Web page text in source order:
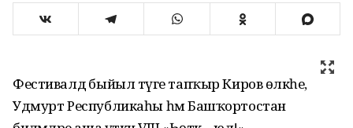
Фестивалдә быйыл тәүге тапҡыр Киров өлкәһе,
Удмурт Республикаһы һәм Башҡортостан